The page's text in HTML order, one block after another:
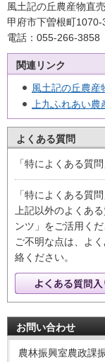
風土記の丘農産物直
甲府市下曽根町1070-
電話：055-266-3858
関連リンク
風土記の丘農産
上九ふれあい農
よくある質問
「特によくある質
「特によくある質
上記以外のよくあ
ンツ」をご活用くだ
ご不明な点は、よ
絡ください。
お問い合わせ
農林振興室農政課